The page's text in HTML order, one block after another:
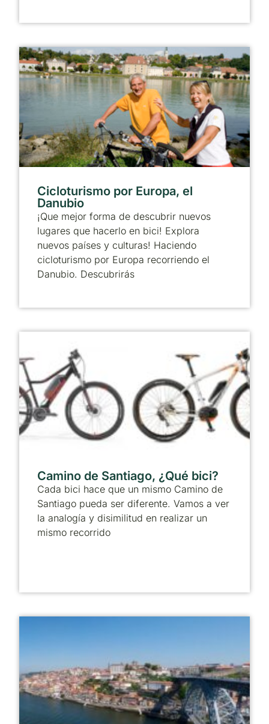
Cicloturismo por Europa, el
Danubio
¡Que mejor forma de descubrir nuevos
lugares que hacerlo en bici! Explora
nuevos países y culturas! Haciendo
cicloturismo por Europa recorriendo el
Danubio. Descubrirás
Camino de Santiago, ¿Qué bici?
Cada bici hace que un mismo Camino de
Santiago pueda ser diferente. Vamos a ver
la analogía y disimilitud en realizar un
mismo recorrido